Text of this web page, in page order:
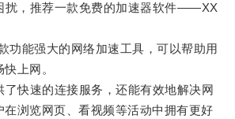
，推荐一款免费的加速器软件——XX
能强大的网络加速工具，可以帮助用
上网。
快速的连接服务，还能有效地解决网
在浏览网页、看视频等活动中拥有更好